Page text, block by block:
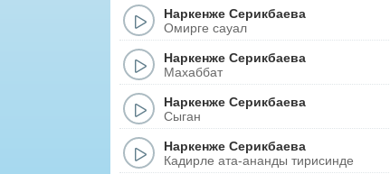
Наркенже Серикбаева
Омирге сауал
Наркенже Серикбаева
Махаббат
Наркенже Серикбаева
Сыган
Наркенже Серикбаева
Кадирле ата-ананды тирисинде